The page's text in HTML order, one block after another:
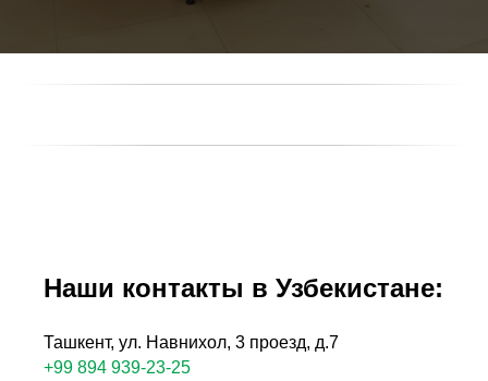
Наши контакты в Узбекистане:
Ташкент, ул. Навнихол, 3 проезд, д.7
+99 894 939-23-25